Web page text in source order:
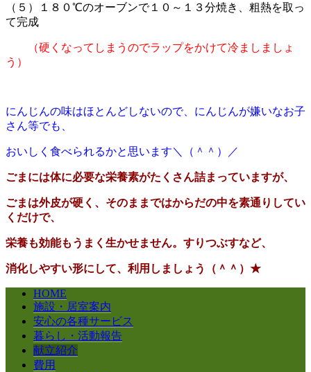
（５）１８０℃のオーブンで１０～１３分焼き、粗熱を取っ
て完成
（硬くなってしまうのでラップをかけて冷ましましょ
う）
にんじんの味はほとんどしないので、にんじんが嫌いなお子
さん等でも、
おいしく食べられるかと思います＼（＾＾）／
ごまには体に必要な栄養素がたくさん詰まっていますが、
ごまは外皮が硬く、そのままではからだの中を素通りしてい
くだけで、
栄養も効能もうまく生かせません。すりつぶすなど、
消化しやすい形にして、利用しましょう（＾＾）★
HOME
施設・居室案内
安心の各種サービス
暮らし・活動報告
献立紹介
費用